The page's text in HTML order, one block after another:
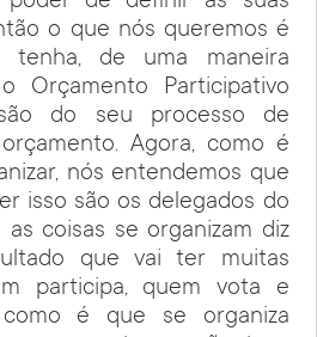
o que nós queremos é
tenha, de uma maneira
Orçamento Participativo
do seu processo de
Agora, como é
nós entendemos que
isso são os delegados do
coisas se organizam diz
que vai ter muitas
participa, quem vota e
é que se organiza